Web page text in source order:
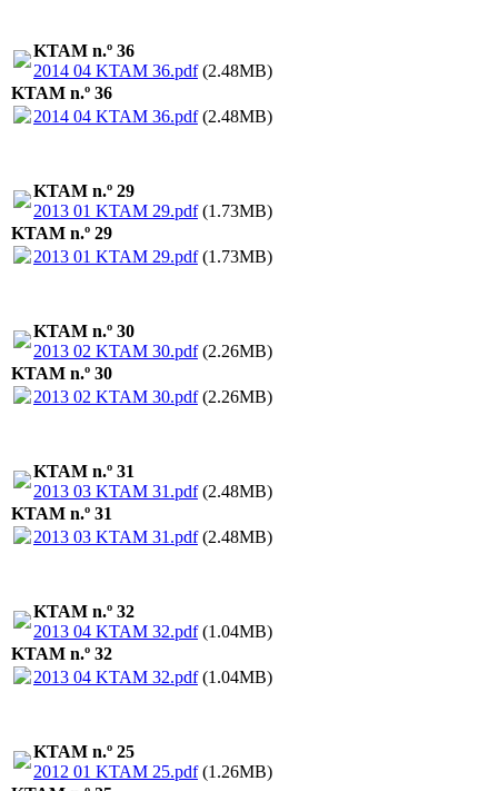
KTAM n.º 36
2014 04 KTAM 36.pdf(2.48MB)
KTAM n.º 36
2014 04 KTAM 36.pdf(2.48MB)
KTAM n.º 29
2013 01 KTAM 29.pdf(1.73MB)
KTAM n.º 29
2013 01 KTAM 29.pdf(1.73MB)
KTAM n.º 30
2013 02 KTAM 30.pdf(2.26MB)
KTAM n.º 30
2013 02 KTAM 30.pdf(2.26MB)
KTAM n.º 31
2013 03 KTAM 31.pdf(2.48MB)
KTAM n.º 31
2013 03 KTAM 31.pdf(2.48MB)
KTAM n.º 32
2013 04 KTAM 32.pdf(1.04MB)
KTAM n.º 32
2013 04 KTAM 32.pdf(1.04MB)
KTAM n.º 25
2012 01 KTAM 25.pdf(1.26MB)